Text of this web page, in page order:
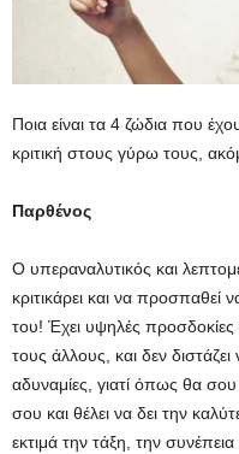
Ποια είναι τα 4 ζώδια που
κριτική στους γύρω τους,
Παρθένος
Ο υπεραναλυτικός και
κριτικάρει και να
του! Έχει υψηλές
τους άλλους, και δεν διστάζει
αδυναμίες, γιατί όπως θα σου
σου και θέλει να δει την
εκτιμά την τάξη, την συνέπεια